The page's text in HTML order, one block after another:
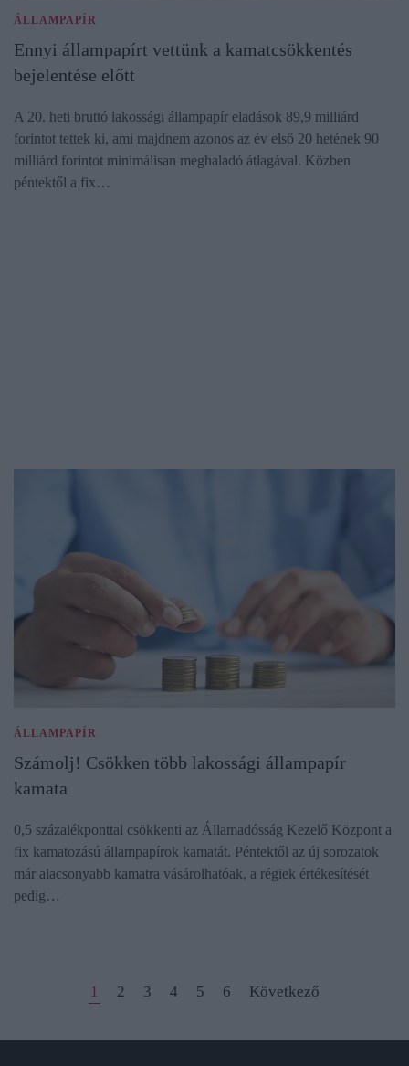
ÁLLAMPAPÍR
Ennyi állampapírt vettünk a kamatcsökkentés
bejelentése előtt
A 20. heti bruttó lakossági állampapír eladások 89,9 milliárd
forintot tettek ki, ami majdnem azonos az év első 20 hetének 90
milliárd forintot minimálisan meghaladó átlagával. Közben
péntektől a fix…
ÁLLAMPAPÍR
Számolj! Csökken több lakossági állampapír
kamata
0,5 százalékponttal csökkenti az Államadósság Kezelő Központ a
fix kamatozású állampapírok kamatát. Péntektől az új sorozatok
már alacsonyabb kamatra vásárolhatóak, a régiek értékesítését
pedig…
1 2 3 4 5 6 Következő